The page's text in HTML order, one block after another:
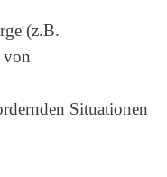
(z.B.
von
Situationen